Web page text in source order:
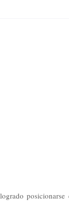
posicionarse